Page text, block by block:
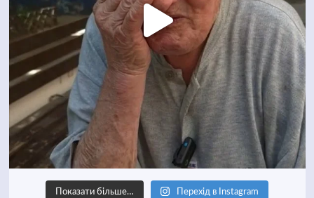
Показати більше… Перехід в Instagram